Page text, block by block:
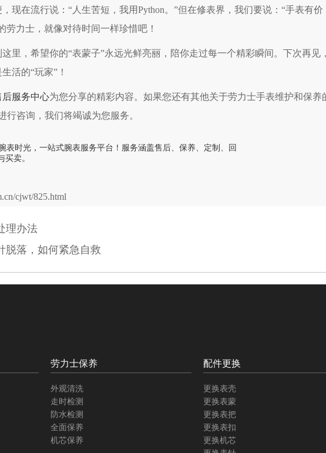
在流行说：“人生苦短，我用Python。”但在修表界，我们要说：“手表有价
劳力士，就像对待时间一样珍惜吧！
，希望你的“表蒙子”永远光鲜亮丽，陪你走过每一个精彩瞬间。下次再见
活的“玩家”！
后服务中心为您分享的精彩内容。如果您还有其他关于劳力士手表维护和保养
行咨询，我们将竭诚为您服务。
cjwt/825.html
理办法
脱落，如何紧急自救
劳力士保养
外观清洗
走时检测
防水检测
全面保养
机芯保养
配件更换
更换表壳
更换表蒙
更换表把
更换表扣
更换机芯